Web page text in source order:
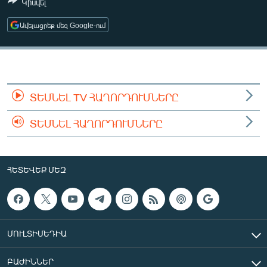
ՄԻՋԱԶԳԱՅԻՆ
ՄՇԱԿՈՒՅԹ
ՍՊՈՐՏ
ՏՏ ԵՒ ԻՆՏԵՐՆԵՏ
ԿՈՐՈՆԱՎԻՐՈՒՍ
ԱՐԽԻՎ
ՏԵՍԱՆՅՈՒԹԵՐ
ՁԳՏԵԼՈՎ ԼԱՎԱԳՈՒՅՆԻՆ
Հայերեն
Կիսվել
Ավելացրեք մեզ Google-ում
ՏԵՍՆԵԼ TV ՀԱՂՈՐԴՈՒՄՆԵՐԸ
ՏԵՍՆԵԼ ՀԱՂՈՐԴՈՒՄՆԵՐԸ
ՀԵՏԵՎԵՔ ՄԵԶ
ՄՈՒԼՏԻՄԵԴԻԱ
ԲԱԺԻՆՆԵՐ